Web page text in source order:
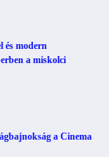
és modern
a miskolci
a Cinema